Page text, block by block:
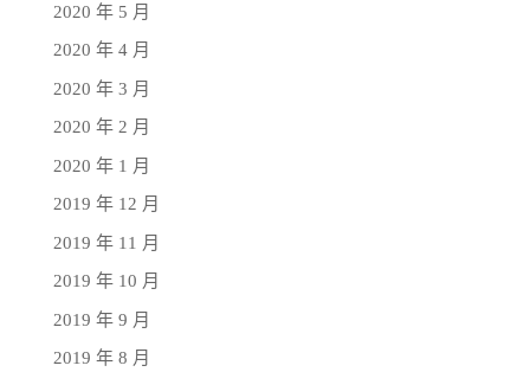
2020 年 5 月
2020 年 4 月
2020 年 3 月
2020 年 2 月
2020 年 1 月
2019 年 12 月
2019 年 11 月
2019 年 10 月
2019 年 9 月
2019 年 8 月